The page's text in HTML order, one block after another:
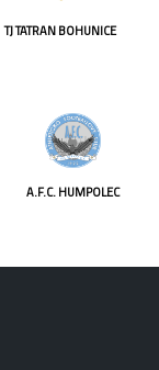
TJ TATRAN BOHUNICE
A.F.C. HUMPOLEC